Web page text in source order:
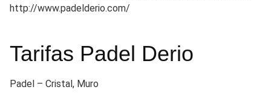
http://www.padelderio.com/
Tarifas Padel Derio
Padel – Cristal, Muro